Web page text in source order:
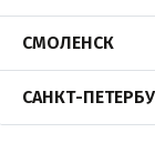
СМОЛЕНСК
САНКТ-